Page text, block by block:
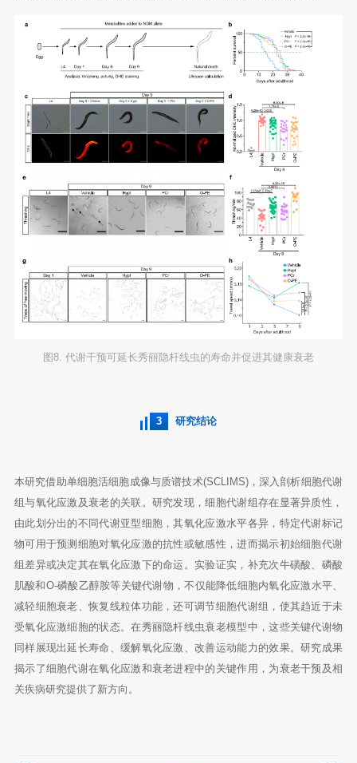
图8. 代谢干预可延长秀丽隐杆线虫的寿命并促进其健康衰老
3 研究结论
本研究借助单细胞活细胞成像与质谱技术(SCLIMS)，深入剖析细胞代谢
组与氧化应激及衰老的关联。研究发现，细胞代谢组存在显著异质性，
由此划分出的不同代谢亚型细胞，其氧化应激水平各异，特定代谢标记
物可用于预测细胞对氧化应激的抗性或敏感性，进而揭示初始细胞代谢
组差异或决定其在氧化应激下的命运。实验证实，补充次牛磺酸、磷酸
肌酸和O-磷酸乙醇胺等关键代谢物，不仅能降低细胞内氧化应激水平、
减轻细胞衰老、恢复线粒体功能，还可调节细胞代谢组，使其趋近于未
受氧化应激细胞的状态。在秀丽隐杆线虫衰老模型中，这些关键代谢物
同样展现出延长寿命、缓解氧化应激、改善运动能力的效果。研究成果
揭示了细胞代谢在氧化应激和衰老进程中的关键作用，为衰老干预及相
关疾病研究提供了新方向。